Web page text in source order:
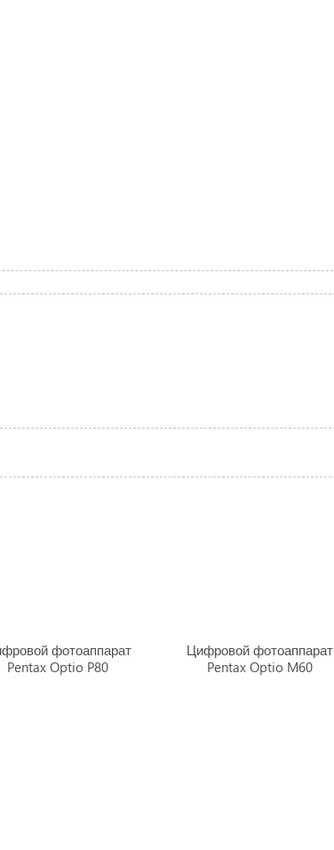
фотоаппарат
Pentax Optio P80
Цифровой фотоаппарат
Pentax Optio M60